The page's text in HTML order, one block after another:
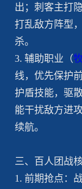
出；刺客主打
打乱敌方阵型
杀。
3. 辅助职业（
线，优先保护
护盾技能，驱
能干扰敌方进
续航。
三、百人团战
1. 前期抢点：